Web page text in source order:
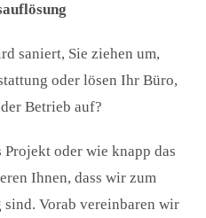
saniert, Sie ziehen um,
oder lösen Ihr Büro,
Betrieb auf?
oder wie knapp das
Ihnen, dass wir zum
Vorab vereinbaren wir